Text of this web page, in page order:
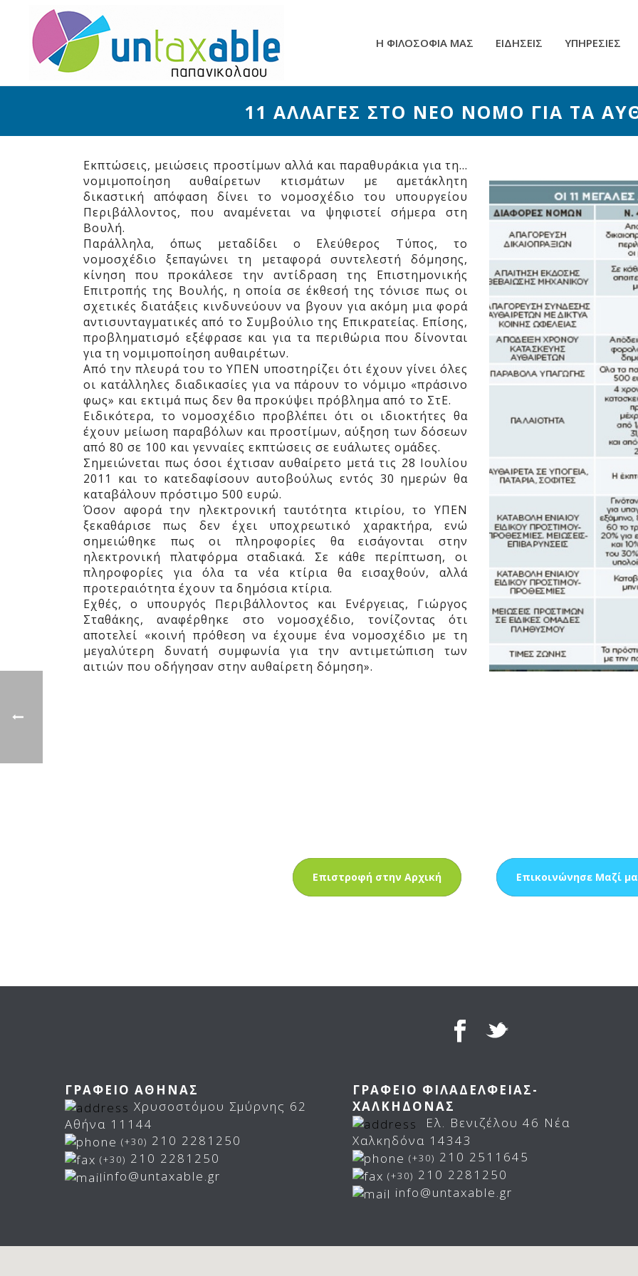
Η ΦΙΛΟΣΟΦΙΑ ΜΑΣ ΕΙΔΗΣΕΙΣ ΥΠΗΡΕΣΙΕΣ
11 ΑΛΛΑΓΕΣ ΣΤΟ ΝΕΟ ΝΟΜΟ ΓΙΑ ΤΑ
Εκπτώσεις, μειώσεις προστίμων αλλά και παραθυράκια για τη…
νομιμοποίηση αυθαίρετων κτισμάτων με αμετάκλητη
δικαστική απόφαση δίνει το νομοσχέδιο του υπουργείου
Περιβάλλοντος, που αναμένεται να ψηφιστεί σήμερα στη
Βουλή.
Παράλληλα, όπως μεταδίδει ο Ελεύθερος Τύπος, το
νομοσχέδιο ξεπαγώνει τη μεταφορά συντελεστή δόμησης,
κίνηση που προκάλεσε την αντίδραση της Επιστημονικής
Επιτροπής της Βουλής, η οποία σε έκθεσή της τόνισε πως οι
σχετικές διατάξεις κινδυνεύουν να βγουν για ακόμη μια φορά
αντισυνταγματικές από το Συμβούλιο της Επικρατείας. Επίσης,
προβληματισμό εξέφρασε και για τα περιθώρια που δίνονται
για τη νομιμοποίηση αυθαιρέτων.
Από την πλευρά του το ΥΠΕΝ υποστηρίζει ότι έχουν γίνει όλες
οι κατάλληλες διαδικασίες για να πάρουν το νόμιμο «πράσινο
φως» και εκτιμά πως δεν θα προκύψει πρόβλημα από το ΣτΕ.
Ειδικότερα, το νομοσχέδιο προβλέπει ότι οι ιδιοκτήτες θα
έχουν μείωση παραβόλων και προστίμων, αύξηση των δόσεων
από 80 σε 100 και γενναίες εκπτώσεις σε ευάλωτες ομάδες.
Σημειώνεται πως όσοι έχτισαν αυθαίρετο μετά τις 28 Ιουλίου
2011 και το κατεδαφίσουν αυτοβούλως εντός 30 ημερών θα
καταβάλουν πρόστιμο 500 ευρώ.
Όσον αφορά την ηλεκτρονική ταυτότητα κτιρίου, το ΥΠΕΝ
ξεκαθάρισε πως δεν έχει υποχρεωτικό χαρακτήρα, ενώ
σημειώθηκε πως οι πληροφορίες θα εισάγονται στην
ηλεκτρονική πλατφόρμα σταδιακά. Σε κάθε περίπτωση, οι
πληροφορίες για όλα τα νέα κτίρια θα εισαχθούν, αλλά
προτεραιότητα έχουν τα δημόσια κτίρια.
Εχθές, ο υπουργός Περιβάλλοντος και Ενέργειας, Γιώργος
Σταθάκης, αναφέρθηκε στο νομοσχέδιο, τονίζοντας ότι
αποτελεί «κοινή πρόθεση να έχουμε ένα νομοσχέδιο με τη
μεγαλύτερη δυνατή συμφωνία για την αντιμετώπιση των
αιτιών που οδήγησαν στην αυθαίρετη δόμηση».
Επιστροφή στην Αρχική Επικοινώνησε Μαζί
ΓΡΑΦΕΙΟ ΑΘΗΝΑΣ
Χρυσοστόμου Σμύρνης 62
Αθήνα 11144
(+30) 210 2281250
(+30) 210 2281250
info@untaxable.gr
ΓΡΑΦΕΙΟ ΦΙΛΑΔΕΛΦΕΙΑΣ-
ΧΑΛΚΗΔΟΝΑΣ
Ελ. Βενιζέλου 46 Νέα
Χαλκηδόνα 14343
(+30) 210 2511645
(+30) 210 2281250
info@untaxable.gr